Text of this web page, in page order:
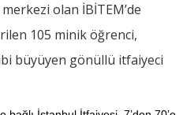
olan İBİTEM’de
105 minik öğrenci,
büyüyen gönüllü itfaiyeci